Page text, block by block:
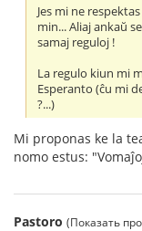
Jes mi ne
min... Aliaj ankaŭ
samaj reguloj !
La regulo kiun mi
Esperanto (ĉu mi
?...)
Mi proponas ke la
nomo estus:
Pastoro (Показать